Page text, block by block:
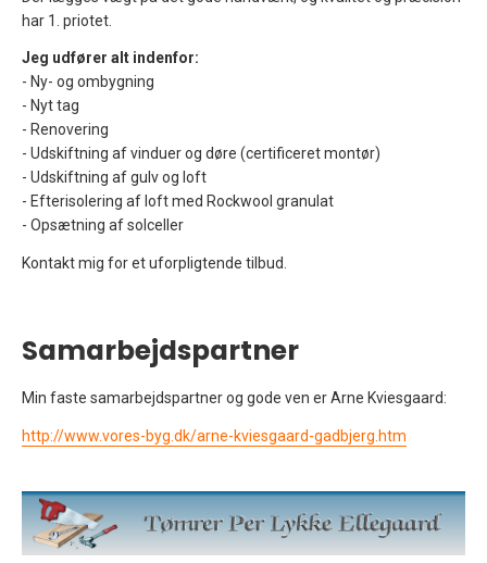
har 1. priotet.
Jeg udfører alt indenfor:
- Ny- og ombygning
- Nyt tag
- Renovering
- Udskiftning af vinduer og døre (certificeret montør)
- Udskiftning af gulv og loft
- Efterisolering af loft med Rockwool granulat
- Opsætning af solceller
Kontakt mig for et uforpligtende tilbud.
Samarbejdspartner
Min faste samarbejdspartner og gode ven er Arne Kviesgaard:
http://www.vores-byg.dk/arne-kviesgaard-gadbjerg.htm